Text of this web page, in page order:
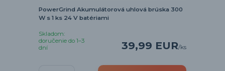
PowerGrind Akumulátorová uhlová brúska 300
W s 1 ks 24 V batériami
39,99 EUR/ks
Skladom:
doručenie do 1–3
dní